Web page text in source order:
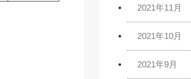
2021年11月
2021年10月
2021年9月